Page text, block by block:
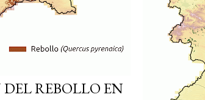
REBOLLO EN